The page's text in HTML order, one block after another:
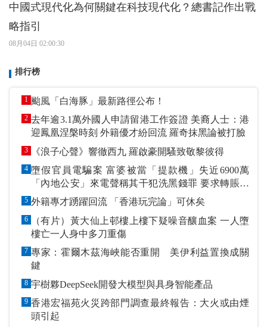
中國式現代化為何關鍵在科技現代化？總書記作出戰
略指引
08月04日 02:00:30
排行榜
1 颱風「白海豚」最新路徑公布！
2 去年逾3.1萬外國人申請留港工作簽證 美裔人士：港
迎鳳凰涅槃時刻 外籍優才紛回流 羅奇抹黑論被打臉
3 《浪子心聲》響徹西九 羅啟豪開騷致敬黎彼得
4 墮假官員電騙案 富婆被當「提款機」失近6900萬
「內地公安」來電聲稱其干犯洗黑錢罪 要求轉賬到
指定戶口作「保證金」
5 外籍專才踴躍回流 「香港玩完論」可休矣
6
（有片）黃大仙上邨樓上樓下疑噪音釀血案 一人墮
樓亡一人身中多刀重傷
7 專家：霍爾木茲海峽能否重開 美伊利益置換成關
鍵
8 宇樹夥DeepSeek開發大模型與具身智能產品
9 香港宏福苑火災跨部門調查最終報告：大火或由煙
頭引起